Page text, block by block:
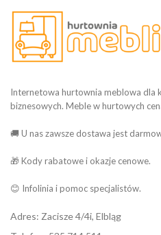
Internetowa hurtownia meblowa dla
biznesowych. Meble w hurtowych
🚚 U nas zawsze dostawa jest
🎁 Kody rabatowe i okazje cenowe.
😊 Infolinia i pomoc specjalistów.
Adres: Zacisze 4/4i, Elbląg